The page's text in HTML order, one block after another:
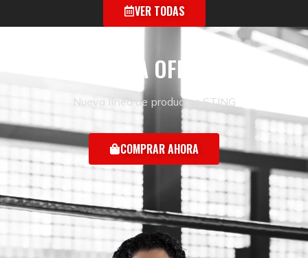
VER TODAS
TIENDA OFICIAL
Nueva línea de productos STING
COMPRAR AHORA